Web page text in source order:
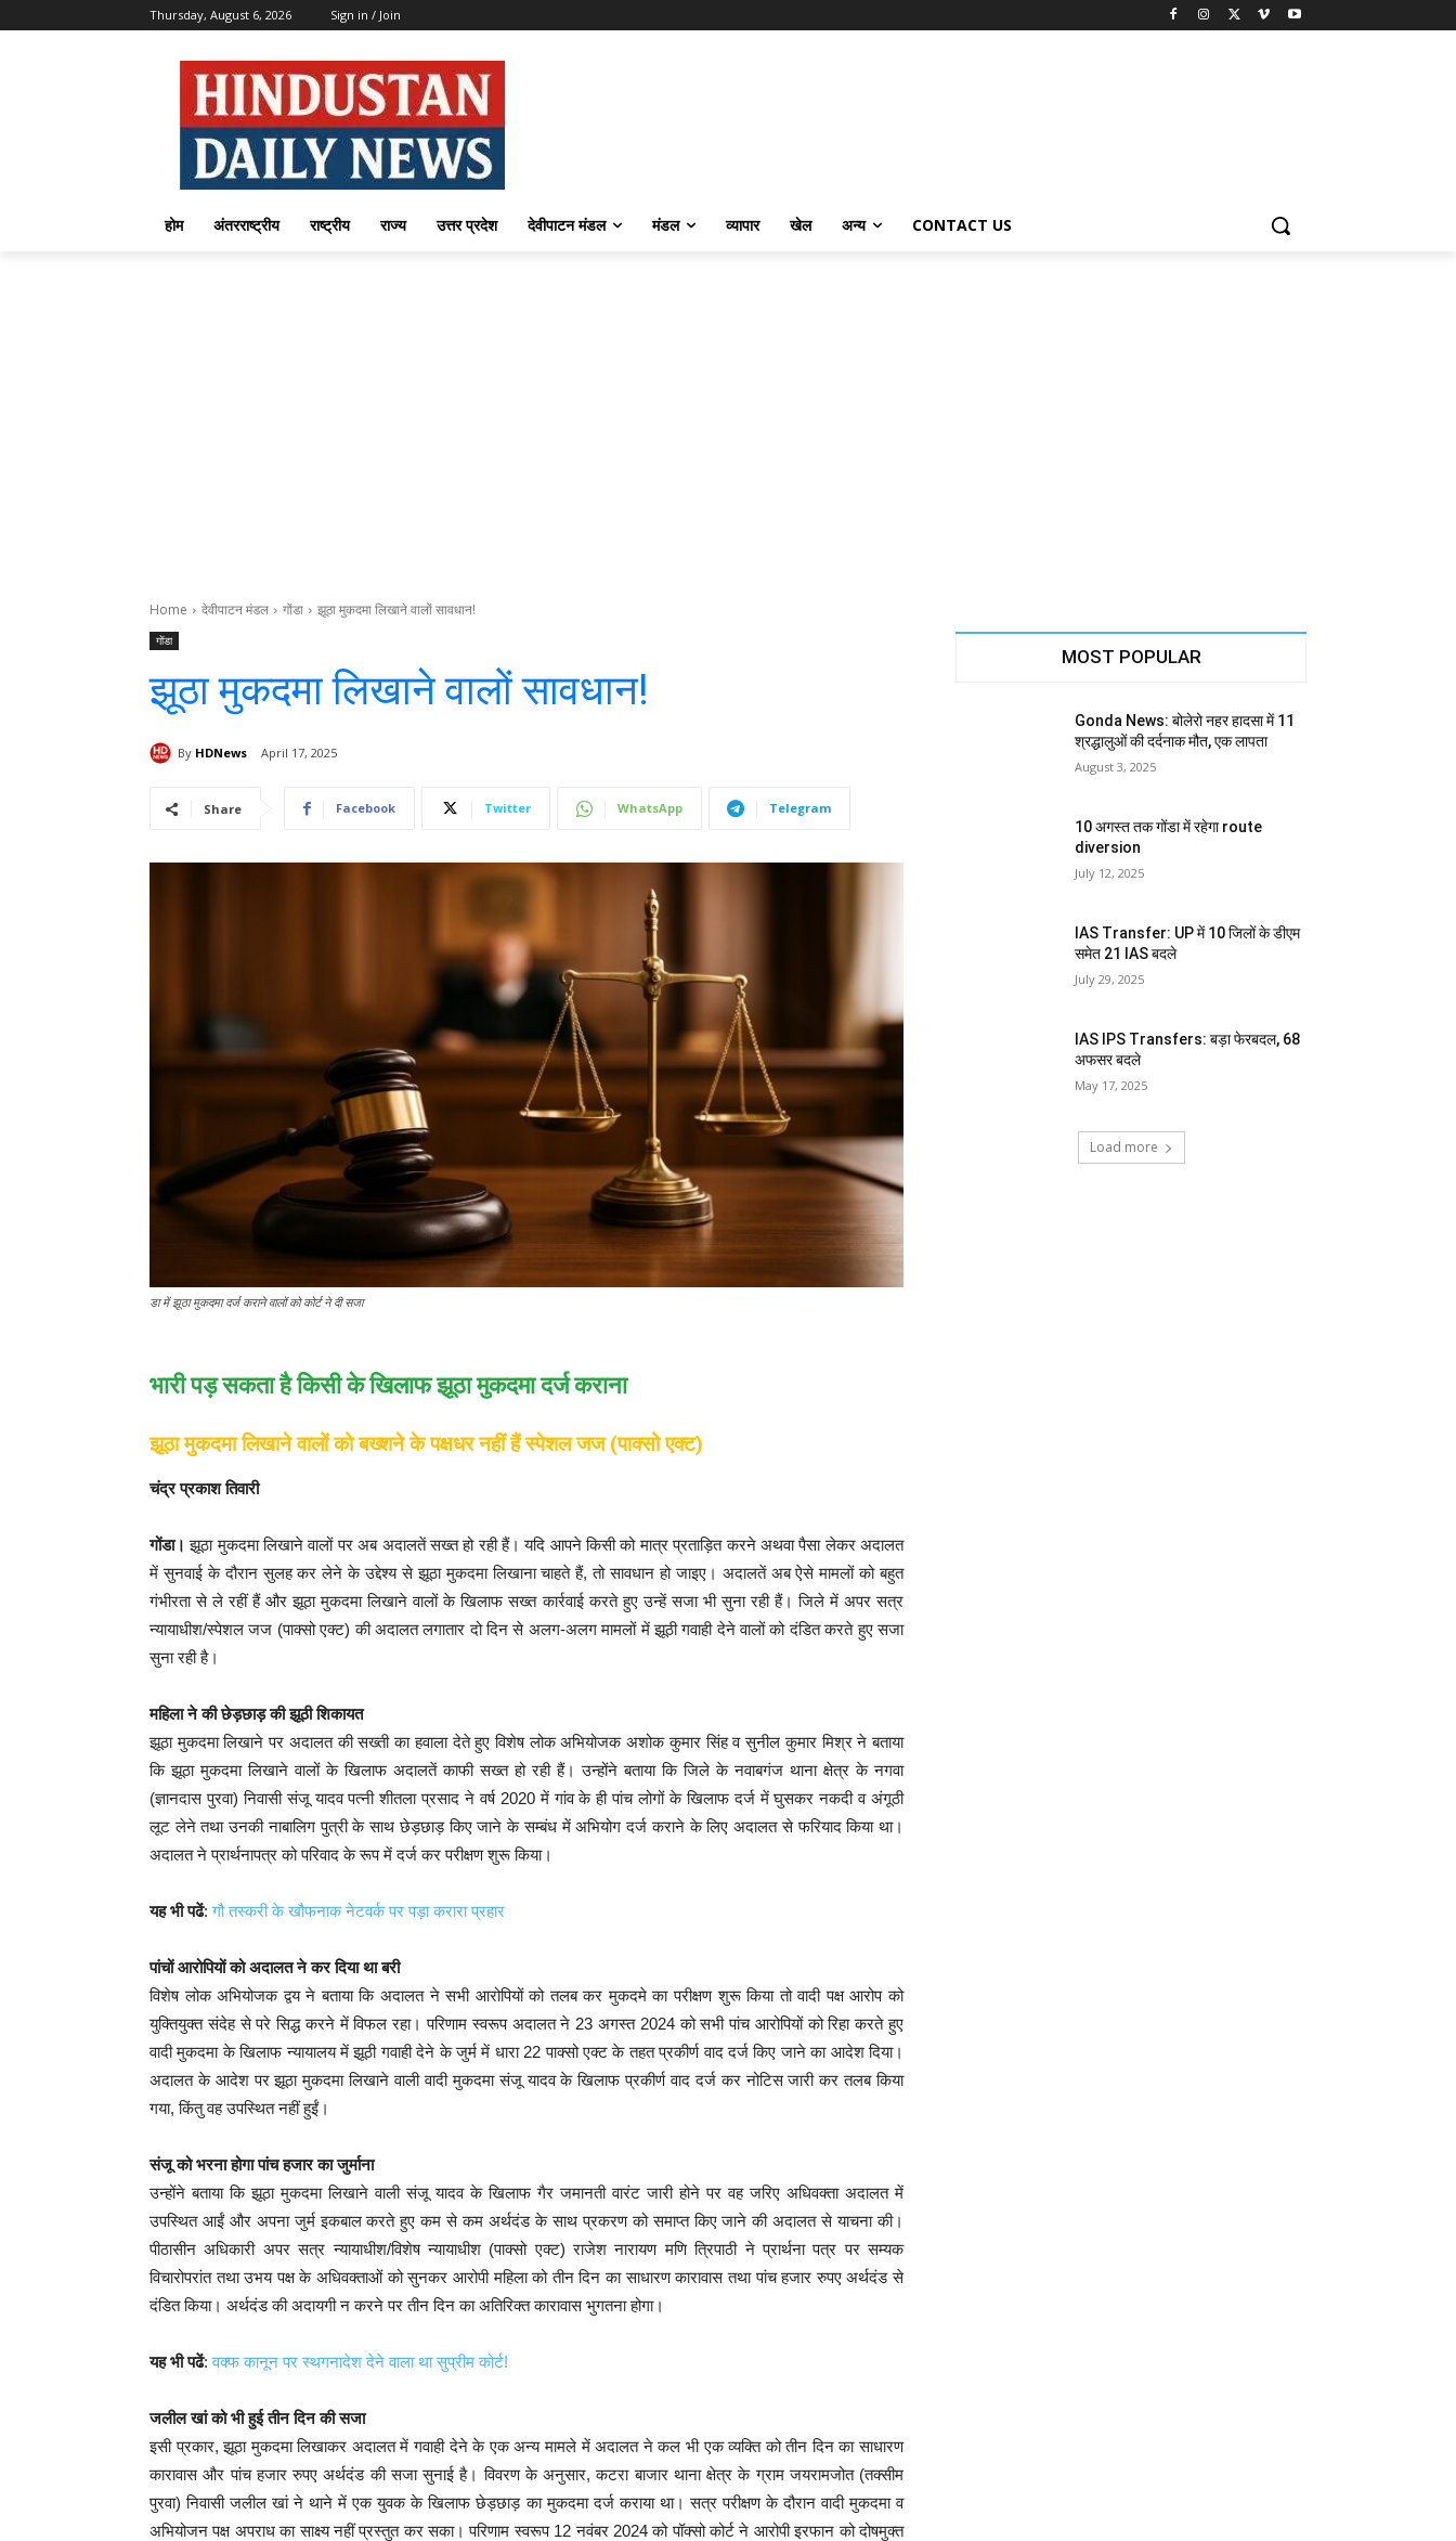
Thursday, August 6, 2026 Sign in / Join
होम अंतरराष्ट्रीय राष्ट्रीय राज्य उत्तर प्रदेश देवीपाटन मंडल मंडल व्यापार खेल अन्य CONTACT US
Home देवीपाटन मंडल गोंडा झूठा मुकदमा लिखाने वालों सावधान!
गोंडा
झूठा मुकदमा लिखाने वालों सावधान!
By HDNews April 17, 2025
Share Facebook Twitter WhatsApp Telegram
डा में झूठा मुकदमा दर्ज कराने वालों को कोर्ट ने दी सजा
भारी पड़ सकता है किसी के खिलाफ झूठा मुकदमा दर्ज कराना
झूठा मुकदमा लिखाने वालों को बख्शने के पक्षधर नहीं हैं स्पेशल जज (पाक्सो एक्ट)
चंद्र प्रकाश तिवारी
गोंडा। झूठा मुकदमा लिखाने वालों पर अब अदालतें सख्त हो रही हैं। यदि आपने किसी को मात्र प्रताड़ित करने अथवा पैसा लेकर अदालत
में सुनवाई के दौरान सुलह कर लेने के उद्देश्य से झूठा मुकदमा लिखाना चाहते हैं, तो सावधान हो जाइए। अदालतें अब ऐसे मामलों को बहुत
गंभीरता से ले रहीं हैं और झूठा मुकदमा लिखाने वालों के खिलाफ सख्त कार्रवाई करते हुए उन्हें सजा भी सुना रही हैं। जिले में अपर सत्र
न्यायाधीश/स्पेशल जज (पाक्सो एक्ट) की अदालत लगातार दो दिन से अलग-अलग मामलों में झूठी गवाही देने वालों को दंडित करते हुए सजा
सुना रही है।
महिला ने की छेड़छाड़ की झूठी शिकायत
झूठा मुकदमा लिखाने पर अदालत की सख्ती का हवाला देते हुए विशेष लोक अभियोजक अशोक कुमार सिंह व सुनील कुमार मिश्र ने बताया
कि झूठा मुकदमा लिखाने वालों के खिलाफ अदालतें काफी सख्त हो रही हैं। उन्होंने बताया कि जिले के नवाबगंज थाना क्षेत्र के नगवा
(ज्ञानदास पुरवा) निवासी संजू यादव पत्नी शीतला प्रसाद ने वर्ष 2020 में गांव के ही पांच लोगों के खिलाफ दर्ज में घुसकर नकदी व अंगूठी
लूट लेने तथा उनकी नाबालिग पुत्री के साथ छेड़छाड़ किए जाने के सम्बंध में अभियोग दर्ज कराने के लिए अदालत से फरियाद किया था।
अदालत ने प्रार्थनापत्र को परिवाद के रूप में दर्ज कर परीक्षण शुरू किया।
यह भी पढें:गौ तस्करी के खौफनाक नेटवर्क पर पड़ा करारा प्रहार
पांचों आरोपियों को अदालत ने कर दिया था बरी
विशेष लोक अभियोजक द्वय ने बताया कि अदालत ने सभी आरोपियों को तलब कर मुकदमे का परीक्षण शुरू किया तो वादी पक्ष आरोप को
युक्तियुक्त संदेह से परे सिद्ध करने में विफल रहा। परिणाम स्वरूप अदालत ने 23 अगस्त 2024 को सभी पांच आरोपियों को रिहा करते हुए
वादी मुकदमा के खिलाफ न्यायालय में झूठी गवाही देने के जुर्म में धारा 22 पाक्सो एक्ट के तहत प्रकीर्ण वाद दर्ज किए जाने का आदेश दिया।
अदालत के आदेश पर झूठा मुकदमा लिखाने वाली वादी मुकदमा संजू यादव के खिलाफ प्रकीर्ण वाद दर्ज कर नोटिस जारी कर तलब किया
गया, किंतु वह उपस्थित नहीं हुईं।
संजू को भरना होगा पांच हजार का जुर्माना
उन्होंने बताया कि झूठा मुकदमा लिखाने वाली संजू यादव के खिलाफ गैर जमानती वारंट जारी होने पर वह जरिए अधिवक्ता अदालत में
उपस्थित आईं और अपना जुर्म इकबाल करते हुए कम से कम अर्थदंड के साथ प्रकरण को समाप्त किए जाने की अदालत से याचना की।
पीठासीन अधिकारी अपर सत्र न्यायाधीश/विशेष न्यायाधीश (पाक्सो एक्ट) राजेश नारायण मणि त्रिपाठी ने प्रार्थना पत्र पर सम्यक
विचारोपरांत तथा उभय पक्ष के अधिवक्ताओं को सुनकर आरोपी महिला को तीन दिन का साधारण कारावास तथा पांच हजार रुपए अर्थदंड से
दंडित किया। अर्थदंड की अदायगी न करने पर तीन दिन का अतिरिक्त कारावास भुगतना होगा।
यह भी पढें:वक्फ कानून पर स्थगनादेश देने वाला था सुप्रीम कोर्ट!
जलील खां को भी हुई तीन दिन की सजा
इसी प्रकार, झूठा मुकदमा लिखाकर अदालत में गवाही देने के एक अन्य मामले में अदालत ने कल भी एक व्यक्ति को तीन दिन का साधारण
कारावास और पांच हजार रुपए अर्थदंड की सजा सुनाई है। विवरण के अनुसार, कटरा बाजार थाना क्षेत्र के ग्राम जयरामजोत (तक्सीम
पुरवा) निवासी जलील खां ने थाने में एक युवक के खिलाफ छेड़छाड़ का मुकदमा दर्ज कराया था। सत्र परीक्षण के दौरान वादी मुकदमा व
अभियोजन पक्ष अपराध का साक्ष्य नहीं प्रस्तुत कर सका। परिणाम स्वरूप 12 नवंबर 2024 को पॉक्सो कोर्ट ने आरोपी इरफान को दोषमुक्त
MOST POPULAR
Gonda News: बोलेरो नहर हादसा में 11
श्रद्धालुओं की दर्दनाक मौत, एक लापता
August 3, 2025
10 अगस्त तक गोंडा में रहेगा route
diversion
July 12, 2025
IAS Transfer: UP में 10 जिलों के डीएम
समेत 21 IAS बदले
July 29, 2025
IAS IPS Transfers: बड़ा फेरबदल, 68
अफसर बदले
May 17, 2025
Load more